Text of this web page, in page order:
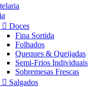
 Doces
Fina Sortida
Folhados
Queques & Queijadas
Semi-Frios Individuais
Sobremesas Frescas
 Salgados